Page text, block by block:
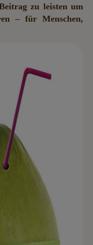
zu leisten um
– für Menschen,